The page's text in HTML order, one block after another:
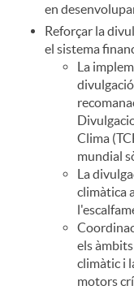
en
Reforçar la
el sistema
La
Clima
mundial
La
climàtica
els
climàtic i
motors